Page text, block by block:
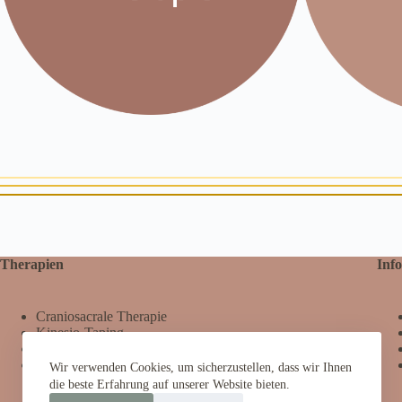
Wir verwenden Cookies, um sicherzustellen, dass wir Ihnen
die beste Erfahrung auf unserer Website bieten.
Therapien
Craniosacrale Therapie
Kinesio-Taping
Schröpfen
Darmgesundheit
Ohrakupunktur